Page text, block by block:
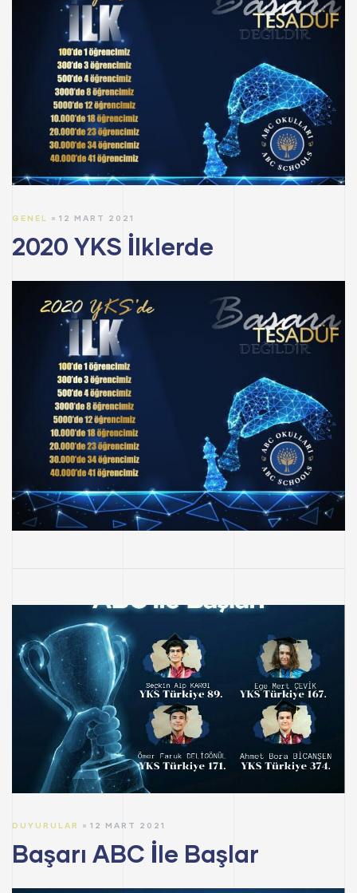
GENEL 12 MART 2021
2020 YKS İlklerde
DUYURULAR 12 MART 2021
Başarı ABC İle Başlar